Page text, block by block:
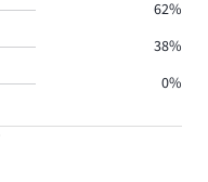
62%
38%
0%